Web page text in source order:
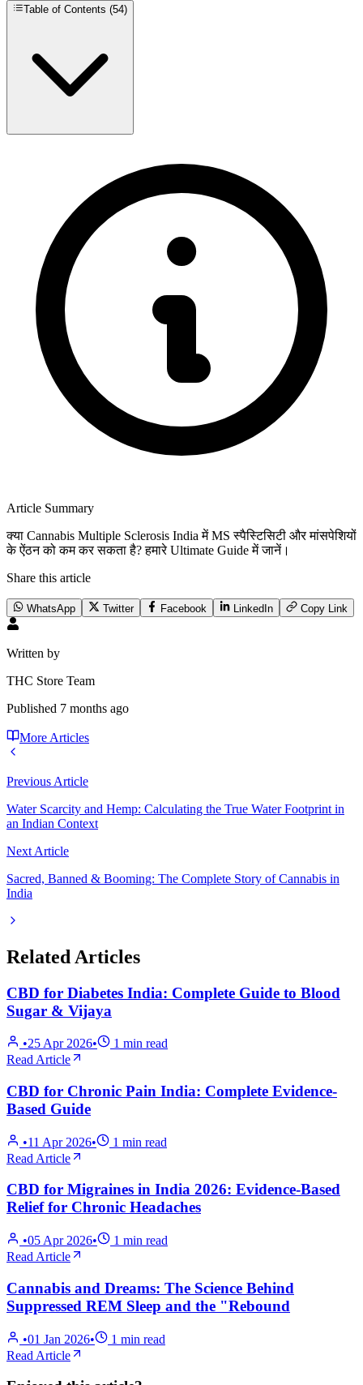
Table of Contents (54)
Article Summary
क्या Cannabis Multiple Sclerosis India में MS स्पैस्टिसिटी और मांसपेशियों
के ऐंठन को कम कर सकता है? हमारे Ultimate Guide में जानें।
Share this article
WhatsApp Twitter Facebook LinkedIn Copy Link
Written by
THC Store Team
Published 7 months ago
More Articles
Previous Article
Water Scarcity and Hemp: Calculating the True Water Footprint in
an Indian Context
Next Article
Sacred, Banned & Booming: The Complete Story of Cannabis in
India
Related Articles
CBD for Diabetes India: Complete Guide to Blood
Sugar & Vijaya
•25 Apr 2026• 1 min read
Read Article
CBD for Chronic Pain India: Complete Evidence-
Based Guide
•11 Apr 2026• 1 min read
Read Article
CBD for Migraines in India 2026: Evidence-Based
Relief for Chronic Headaches
•05 Apr 2026• 1 min read
Read Article
Cannabis and Dreams: The Science Behind
Suppressed REM Sleep and the "Rebound
•01 Jan 2026• 1 min read
Read Article